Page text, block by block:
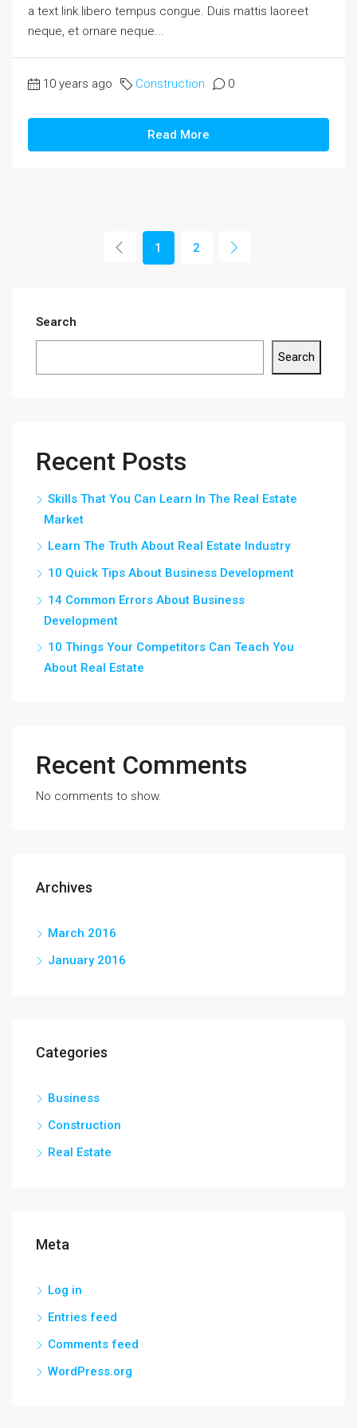
a text link libero tempus congue. Duis mattis laoreet
neque, et ornare neque...
10 years ago Construction 0
Read More
1 2
Search
Search
Recent Posts
Skills That You Can Learn In The Real Estate
Market
Learn The Truth About Real Estate Industry
10 Quick Tips About Business Development
14 Common Errors About Business
Development
10 Things Your Competitors Can Teach You
About Real Estate
Recent Comments
No comments to show.
Archives
March 2016
January 2016
Categories
Business
Construction
Real Estate
Meta
Log in
Entries feed
Comments feed
WordPress.org